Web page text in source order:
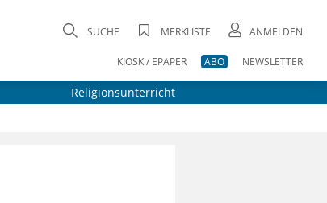
SUCHE MERKLISTE ANMELDEN
KIOSK / EPAPER ABO NEWSLETTER
Religionsunterricht